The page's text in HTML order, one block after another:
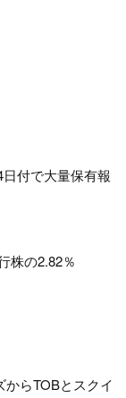
付で大量保有報
株の2.82％
らTOBとスクイ